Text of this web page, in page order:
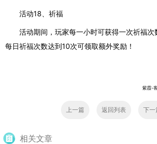
活动18、祈福
活动期间，玩家每一小时可获得一次祈福次
每日祈福次数达到10次可领取额外奖励！
紫霞-
上一篇 返回列表 下一
相关文章